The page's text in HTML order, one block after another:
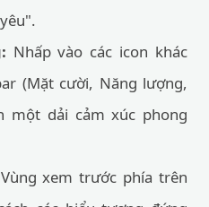
Nhấp vào các icon khác
(Mặt cười, Năng lượng,
một dải cảm xúc phong
Vùng xem trước phía trên